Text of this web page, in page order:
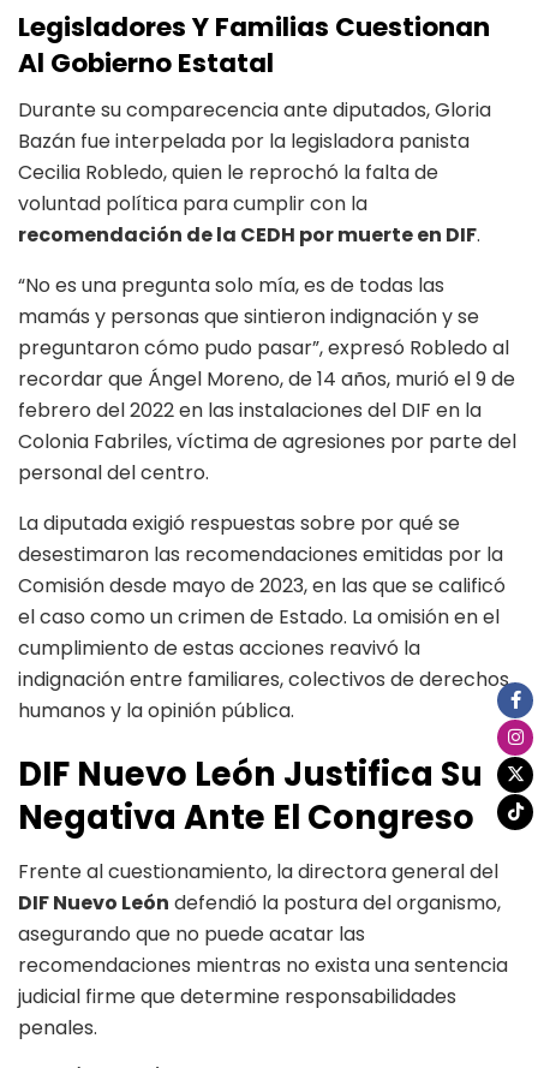
Legisladores Y Familias Cuestionan
Al Gobierno Estatal
Durante su comparecencia ante diputados, Gloria
Bazán fue interpelada por la legisladora panista
Cecilia Robledo, quien le reprochó la falta de
voluntad política para cumplir con la
recomendación de la CEDH por muerte en DIF.
“No es una pregunta solo mía, es de todas las
mamás y personas que sintieron indignación y se
preguntaron cómo pudo pasar”, expresó Robledo al
recordar que Ángel Moreno, de 14 años, murió el 9 de
febrero del 2022 en las instalaciones del DIF en la
Colonia Fabriles, víctima de agresiones por parte del
personal del centro.
La diputada exigió respuestas sobre por qué se
desestimaron las recomendaciones emitidas por la
Comisión desde mayo de 2023, en las que se calificó
el caso como un crimen de Estado. La omisión en el
cumplimiento de estas acciones reavivó la
indignación entre familiares, colectivos de derechos
humanos y la opinión pública.
DIF Nuevo León Justifica Su
Negativa Ante El Congreso
Frente al cuestionamiento, la directora general del
DIF Nuevo León defendió la postura del organismo,
asegurando que no puede acatar las
recomendaciones mientras no exista una sentencia
judicial firme que determine responsabilidades
penales.